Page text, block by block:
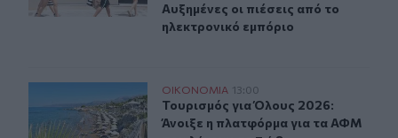
Αυξημένες οι πιέσεις από το
ηλεκτρονικό εμπόριο
Τουρισμός για Όλους 2026: Άνοιξε η πλατφόρμα για
ΟΙΚΟΝΟΜΙΑ 13:00
Τουρισμός για Όλους 2026:
Τουρισμός για Όλους 2026:
Άνοιξε η πλατφόρμα για τα ΑΦΜ